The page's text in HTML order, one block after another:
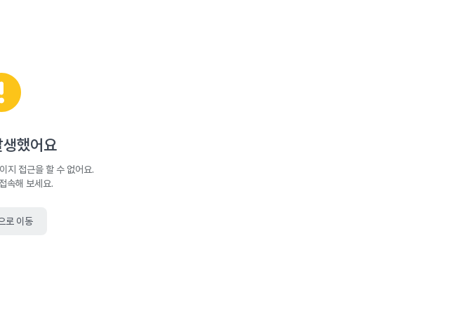
했어요
지 접근을 할 수 없어요.
속해 보세요.
로 이동